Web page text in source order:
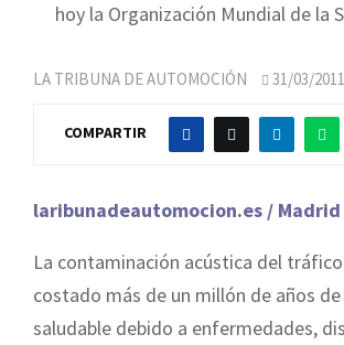
hoy la Organización Mundial de la
LA TRIBUNA DE AUTOMOCIÓN 31/03/2011
COMPARTIR
laribunadeautomocion.es / Madrid
La contaminación acústica del
costado más de un millón de años
saludable debido a enfermedades,